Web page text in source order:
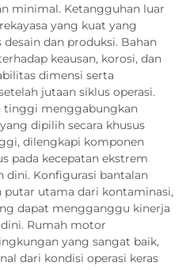
minimal. Ketangguhan luar
yang kuat yang
dan produksi. Bahan
keausan, korosi, dan
dimensi serta
jutaan siklus operasi.
tinggi menggabungkan
dipilih secara khusus
dilengkapi komponen
pada kecepatan ekstrem
dini. Konfigurasi bantalan
utama dari kontaminasi,
dapat mengganggu kinerja
Rumah motor
yang sangat baik,
dari kondisi operasi keras